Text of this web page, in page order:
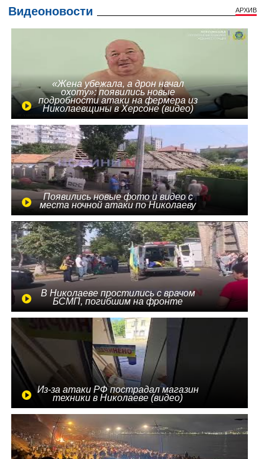
Видеоновости АРХИВ
«Жена убежала, а дрон начал
охоту»: появились новые
подробности атаки на фермера из
Николаевщины в Херсоне (видео)
Появились новые фото и видео с
места ночной атаки по Николаеву
В Николаеве простились с врачом
БСМП, погибшим на фронте
Из-за атаки РФ пострадал магазин
техники в Николаеве (видео)